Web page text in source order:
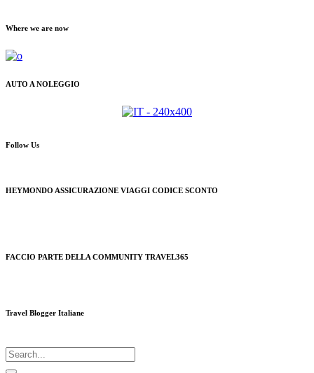
Where we are now
AUTO A NOLEGGIO
Follow Us
HEYMONDO ASSICURAZIONE VIAGGI CODICE SCONTO
FACCIO PARTE DELLA COMMUNITY TRAVEL365
Travel Blogger Italiane